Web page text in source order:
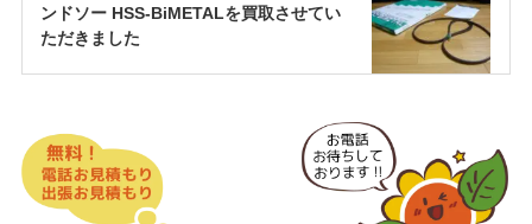
ンドソー HSS-BiMETALを買取させてい
ただきました